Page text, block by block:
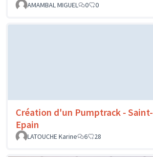
AMAMBAL MIGUEL
0 0
Création d'un Pumptrack - Saint-
Epain
LATOUCHE Karine
6 28